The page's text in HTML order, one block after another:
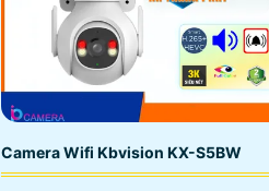
Camera Wifi Kbvision KX-S5BW